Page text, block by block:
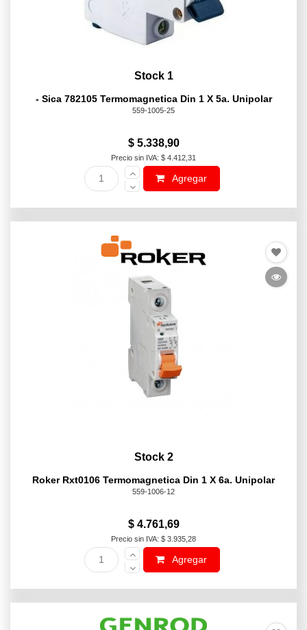
Stock 1
- Sica 782105 Termomagnetica Din 1 X 5a. Unipolar
559-1005-25
$ 5.338,90
Precio sin IVA: $ 4.412,31
Agregar
Stock 2
Roker Rxt0106 Termomagnetica Din 1 X 6a. Unipolar
559-1006-12
$ 4.761,69
Precio sin IVA: $ 3.935,28
Agregar